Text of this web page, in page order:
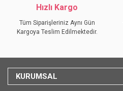
Hızlı Kargo
Tüm Siparişleriniz Aynı Gün
Kargoya Teslim Edilmektedir.
KURUMSAL